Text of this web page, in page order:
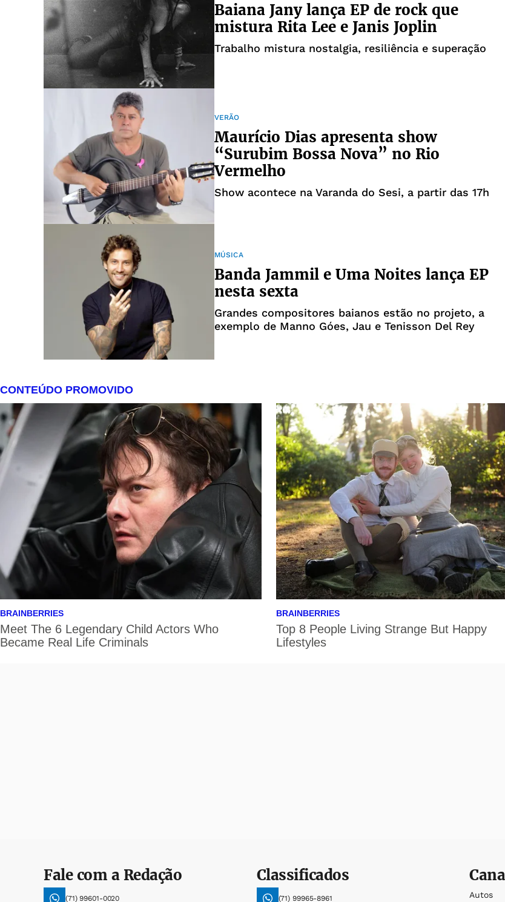
Baiana Jany lança EP de rock que
mistura Rita Lee e Janis Joplin
Trabalho mistura nostalgia, resiliência e superação
VERÃO
Maurício Dias apresenta show
“Surubim Bossa Nova” no Rio
Vermelho
Show acontece na Varanda do Sesi, a partir das 17h
MÚSICA
Banda Jammil e Uma Noites lança EP
nesta sexta
Grandes compositores baianos estão no projeto, a
exemplo de Manno Góes, Jau e Tenisson Del Rey
Fale com a Redação
(71) 99601-0020
Classificados
(71) 99965-8961 Autos